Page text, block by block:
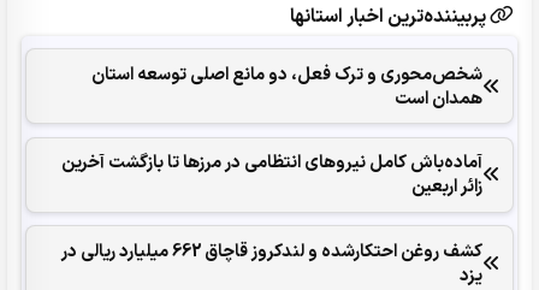
پربیننده‌ترین اخبار استانها
شخص‌محوری و ترک فعل، دو مانع اصلی توسعه استان
همدان است
آماده‌باش کامل نیروهای انتظامی در مرزها تا بازگشت آخرین
زائر اربعین
کشف روغن احتکارشده و لندکروز قاچاق 662 میلیارد ریالی در
یزد